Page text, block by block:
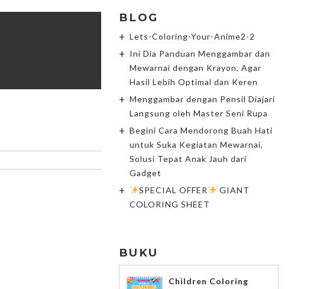
BLOG
Lets-Coloring-Your-Anime2-2
Ini Dia Panduan Menggambar dan
Mewarnai dengan Krayon, Agar
Hasil Lebih Optimal dan Keren
Menggambar dengan Pensil Diajari
Langsung oleh Master Seni Rupa
Begini Cara Mendorong Buah Hati
untuk Suka Kegiatan Mewarnai,
Solusi Tepat Anak Jauh dari
Gadget
SPECIAL OFFER
GIANT
COLORING SHEET
BUKU
Children Coloring